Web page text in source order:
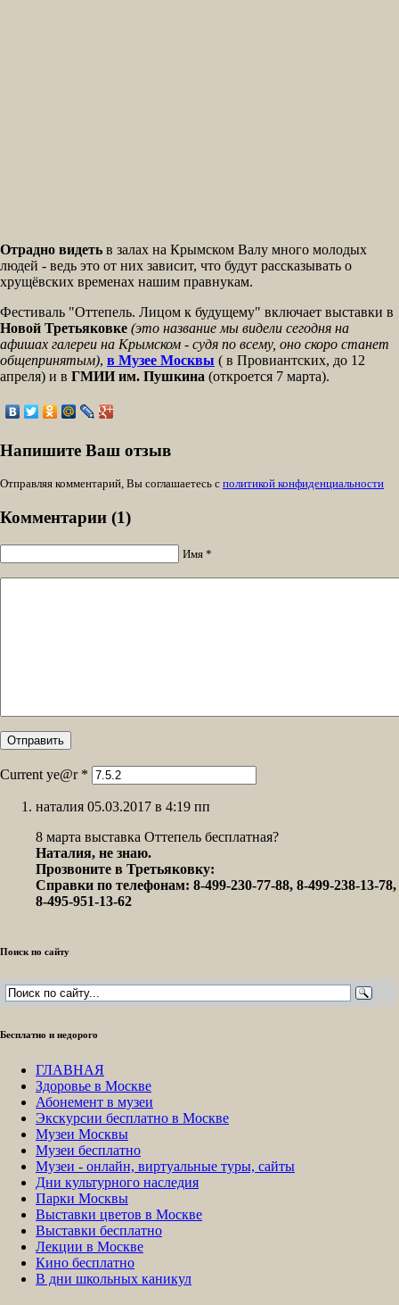
Отрадно видеть в залах на Крымском Валу много молодых
людей - ведь это от них зависит, что будут рассказывать о
хрущёвских временах нашим правнукам.
Фестиваль "Оттепель. Лицом к будущему" включает выставки в
Новой Третьяковке (это название мы видели сегодня на
афишах галереи на Крымском - судя по всему, оно скоро станет
общепринятым), в Музее Москвы ( в Провиантских, до 12
апреля) и в ГМИИ им. Пушкина (откроется 7 марта).
Напишите Ваш отзыв
Отправляя комментарий, Вы соглашаетесь с политикой конфиденциальности
Комментарии (1)
Имя *
Current ye@r *
наталия 05.03.2017 в 4:19 пп
8 марта выставка Оттепель бесплатная?
Наталия, не знаю.
Прозвоните в Третьяковку:
Справки по телефонам: 8-499-230-77-88, 8-499-238-13-78,
8-495-951-13-62
Поиск по сайту
Бесплатно и недорого
ГЛАВНАЯ
Здоровье в Москве
Абонемент в музеи
Экскурсии бесплатно в Москве
Музеи Москвы
Музеи бесплатно
Музеи - онлайн, виртуальные туры, сайты
Дни культурного наследия
Парки Москвы
Выставки цветов в Москве
Выставки бесплатно
Лекции в Москве
Кино бесплатно
В дни школьных каникул